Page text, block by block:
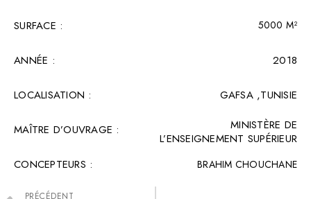
SURFACE :​ 5000 M²
ANNÉE : 2018
LOCALISATION : GAFSA ,TUNISIE
MAÎTRE D’OUVRAGE :
MINISTÈRE DE
L’ENSEIGNEMENT SUPÉRIEUR
CONCEPTEURS :
BRAHIM CHOUCHANE
PRÉCÉDENT